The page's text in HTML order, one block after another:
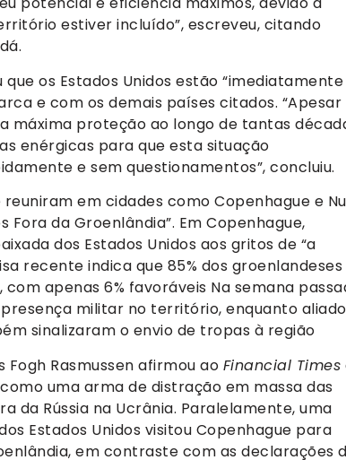
estiver incluído”, escreveu, citando
os Estados Unidos estão “imediatamente
e com os demais países citados. “Apesar
máxima proteção ao longo de tantas
enérgicas para que esta situação
e sem questionamentos”, concluiu.
em cidades como Copenhague e
da Groenlândia”. Em Copenhague,
dos Estados Unidos aos gritos de “a
recente indica que 85% dos groenlandeses
apenas 6% favoráveis Na semana
militar no território, enquanto
sinalizaram o envio de tropas à região
Rasmussen afirmou ao Financial Times
uma arma de distração em massa das
da Rússia na Ucrânia. Paralelamente, uma
Estados Unidos visitou Copenhague para
em contraste com as declarações